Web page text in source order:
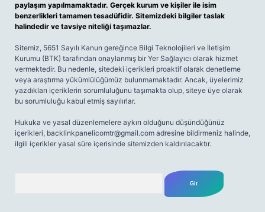
paylaşım yapılmamaktadır. Gerçek kurum ve kişiler ile isim
benzerlikleri tamamen tesadüfidir. Sitemizdeki bilgiler taslak
halindedir ve tavsiye niteliği taşımazlar.
Sitemiz, 5651 Sayılı Kanun gereğince Bilgi Teknolojileri ve İletişim
Kurumu (BTK) tarafından onaylanmış bir Yer Sağlayıcı olarak hizmet
vermektedir. Bu nedenle, sitedeki içerikleri proaktif olarak denetleme
veya araştırma yükümlülüğümüz bulunmamaktadır. Ancak, üyelerimiz
yazdıkları içeriklerin sorumluluğunu taşımakta olup, siteye üye olarak
bu sorumluluğu kabul etmiş sayılırlar.
Hukuka ve yasal düzenlemelere aykırı olduğunu düşündüğünüz
içerikleri, backlinkpanelicomtr@gmail.com adresine bildirmeniz halinde,
ilgili içerikler yasal süre içerisinde sitemizden kaldırılacaktır.